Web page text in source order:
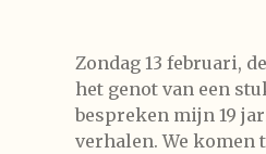
Zondag 13 februari,
het genot van een
bespreken mijn 19
verhalen. We komen